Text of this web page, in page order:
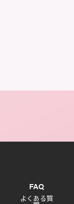
FAQ
よくある質